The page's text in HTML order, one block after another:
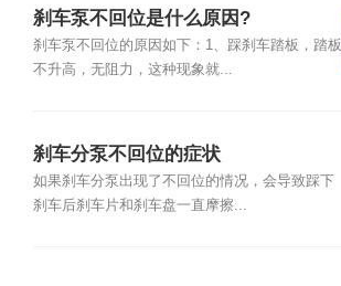
刹车泵不回位是什么原因?
刹车泵不回位的原因如下：1、踩刹车踏板，踏板
不升高，无阻力，这种现象就...
刹车分泵不回位的症状
如果刹车分泵出现了不回位的情况，会导致踩下
刹车后刹车片和刹车盘一直摩擦...